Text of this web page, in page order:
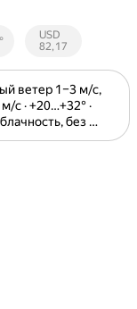
Курсы ЦБ
РФ
USD
82,17
ветер 1⁠–⁠3 м⁠/⁠с,
⁠с · +20⁠…⁠+32⁠° ·
без